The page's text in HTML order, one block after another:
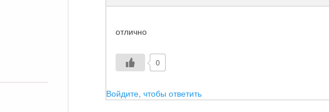
отлично
0
Войдите, чтобы ответить